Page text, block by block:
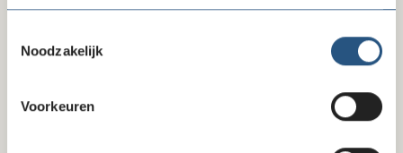
Noodzakelijk
Voorkeuren
Freeform
Leave
field
Aanhef